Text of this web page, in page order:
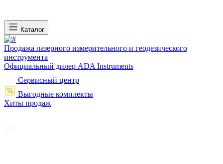
Каталог
Продажа лазерного измерительного и геодезического
инструмента
Официальный дилер ADA Instruments
Сервисный центр
Выгодные комплекты
Хиты продаж